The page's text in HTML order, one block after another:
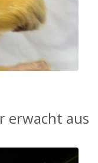
erwacht aus